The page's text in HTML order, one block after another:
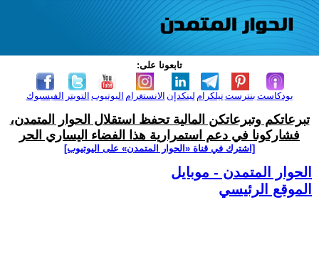
تابعونا على:
الفيسبوك التويتر اليوتيوب الانستغرام لينكدإن تيلكرامبنترست بودكاست
تبرعاتكم وتبرعاتكن المالية تحفظ استقلال الحوار المتمدن،
فشاركونا في دعم استمرارية هذا الفضاء اليساري الحر
[اشترك في قناة ‫«الحوار المتمدن» على اليوتيوب]
الحوار المتمدن - موبايل
الموقع الرئيسي